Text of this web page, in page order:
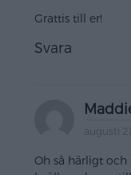
Grattis till er!
Svara
augusti
Oh så härligt och